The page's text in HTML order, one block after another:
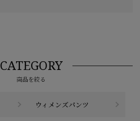
CATEGORY
商品を絞る
ウィメンズパンツ